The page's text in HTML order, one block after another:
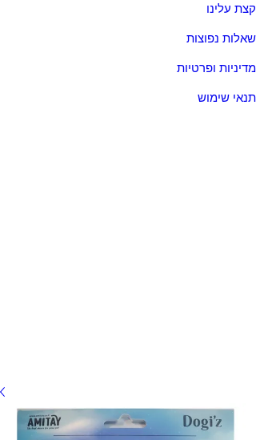
קצת עלינו
שאלות נפוצות
מדיניות ופרטיות
תנאי שימוש